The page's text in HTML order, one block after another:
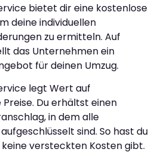
bietet dir eine kostenlose
deine individuellen
zu ermitteln. Auf
das Unternehmen ein
für deinen Umzug.
legt Wert auf
Du erhältst einen
in dem alle
sind. So hast du
keine versteckten Kosten gibt.